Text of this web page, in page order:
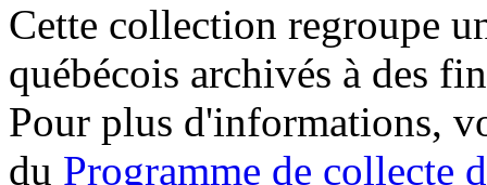
Cette collection regroupe
québécois archivés à des
Pour plus d'informations,
du Programme de collecte